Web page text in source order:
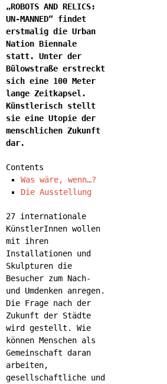
„ROBOTS AND RELICS:
UN-MANNED“ findet
erstmalig die Urban
Nation Biennale
statt. Unter der
Bülowstraße erstreckt
sich eine 100 Meter
lange Zeitkapsel.
Künstlerisch stellt
sie eine Utopie der
menschlichen Zukunft
dar.
Contents
Was wäre, wenn…?
Die Ausstellung
27 internationale
KünstlerInnen wollen
mit ihren
Installationen und
Skulpturen die
Besucher zum Nach-
und Umdenken anregen.
Die Frage nach der
Zukunft der Städte
wird gestellt. Wie
können Menschen als
Gemeinschaft daran
arbeiten,
gesellschaftliche und